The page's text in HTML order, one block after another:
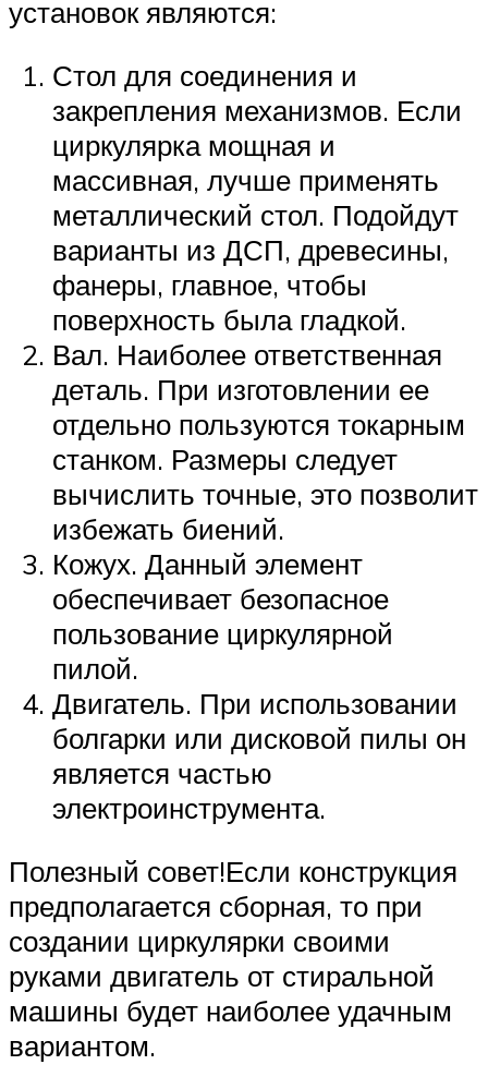
установок являются:
Стол для соединения и
закрепления механизмов. Если
циркулярка мощная и
массивная, лучше применять
металлический стол. Подойдут
варианты из ДСП, древесины,
фанеры, главное, чтобы
поверхность была гладкой.
Вал. Наиболее ответственная
деталь. При изготовлении ее
отдельно пользуются токарным
станком. Размеры следует
вычислить точные, это позволит
избежать биений.
Кожух. Данный элемент
обеспечивает безопасное
пользование циркулярной
пилой.
Двигатель. При использовании
болгарки или дисковой пилы он
является частью
электроинструмента.
Полезный совет!Если конструкция
предполагается сборная, то при
создании циркулярки своими
руками двигатель от стиральной
машины будет наиболее удачным
вариантом.